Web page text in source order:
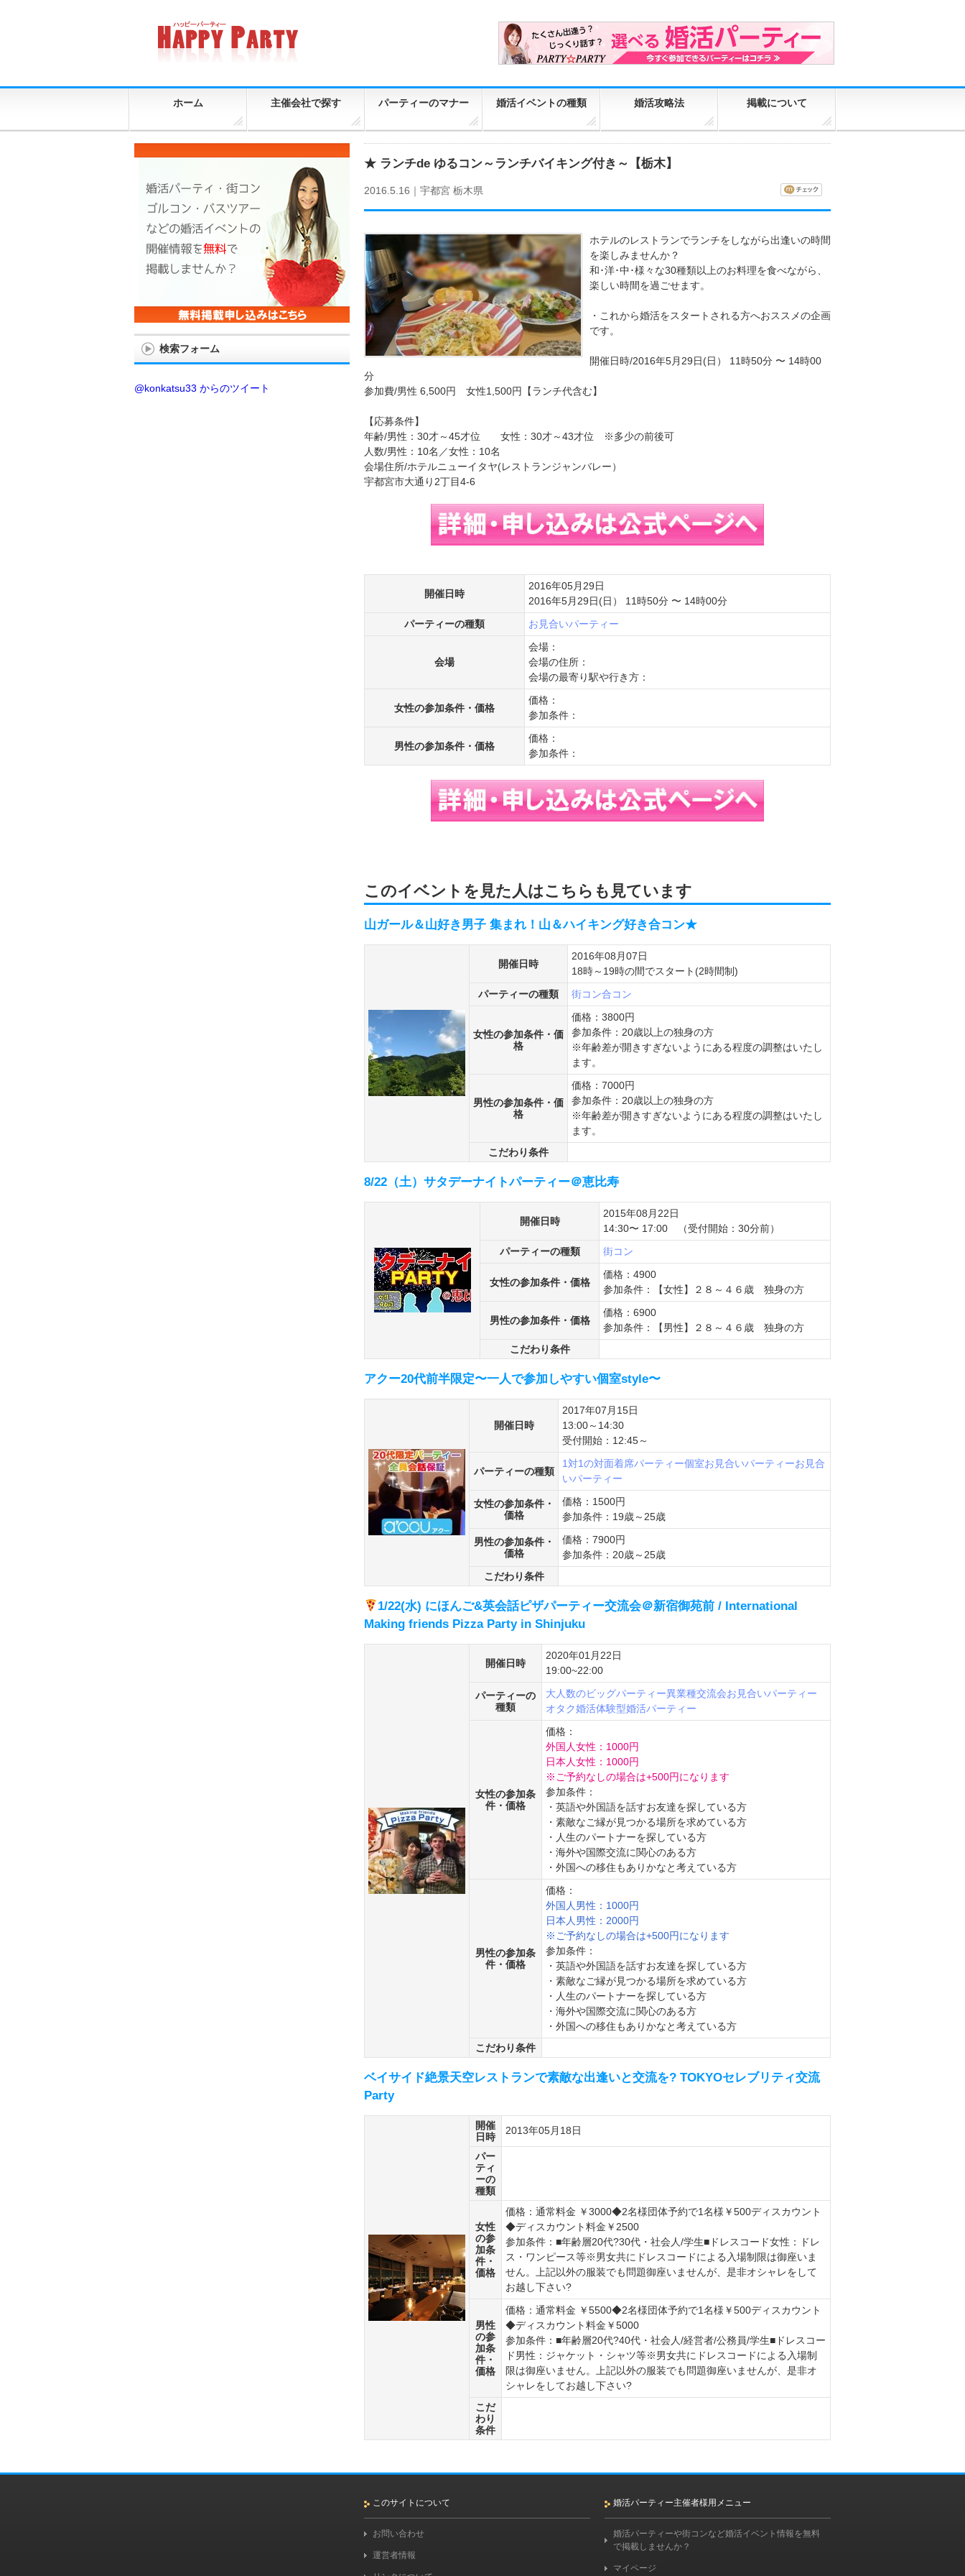
ホーム 主催会社で探す パーティーのマナー 婚活イベントの種類 婚活攻略法 掲載について
★ ランチde ゆるコン～ランチバイキング付き～【栃木】
2016.5.16｜ 宇都宮 栃木県
ホテルのレストランでランチをしながら出逢いの時間
を楽しみませんか？
和･洋･中･様々な30種類以上のお料理を食べながら、
楽しい時間を過ごせます。
・これから婚活をスタートされる方へおススメの企画
です。
開催日時/2016年5月29日(日） 11時50分 〜 14時00
分
参加費/男性 6,500円 女性1,500円【ランチ代含む】
【応募条件】
年齢/男性：30才～45才位 女性：30才～43才位 ※多少の前後可
人数/男性：10名／女性：10名
会場住所/ホテルニューイタヤ(レストランジャンバレー）
宇都宮市大通り2丁目4-6
開催日時
2016年05月29日
2016年5月29日(日） 11時50分 〜 14時00分
パーティーの種類
お見合いパーティー
会場
会場：
会場の住所：
会場の最寄り駅や行き方：
女性の参加条件・価格
価格：
参加条件：
男性の参加条件・価格
価格：
参加条件：
このイベントを見た人はこちらも見ています
山ガール＆山好き男子 集まれ！山＆ハイキング好き合コン★
開催日時
2016年08月07日
18時～19時の間でスタート(2時間制)
パーティーの種類
街コン合コン
女性の参加条件・価
格
価格：3800円
参加条件：20歳以上の独身の方
※年齢差が開きすぎないようにある程度の調整はいたし
ます。
男性の参加条件・価
格
価格：7000円
参加条件：20歳以上の独身の方
※年齢差が開きすぎないようにある程度の調整はいたし
ます。
こだわり条件
8/22（土）サタデーナイトパーティー＠恵比寿
開催日時
2015年08月22日
14:30〜 17:00 （受付開始：30分前）
パーティーの種類
街コン
女性の参加条件・価格
価格：4900
参加条件：【女性】２８～４６歳 独身の方
男性の参加条件・価格
価格：6900
参加条件：【男性】２８～４６歳 独身の方
こだわり条件
アクー20代前半限定〜一人で参加しやすい個室style〜
開催日時
2017年07月15日
13:00～14:30
受付開始：12:45～
パーティーの種類
1対1の対面着席パーティー個室お見合いパーティーお見合
いパーティー
女性の参加条件・
価格
価格：1500円
参加条件：19歳～25歳
男性の参加条件・
価格
価格：7900円
参加条件：20歳～25歳
こだわり条件
1/22(水) にほんご&英会話ピザパーティー交流会＠新宿御苑前 / International
Making friends Pizza Party in Shinjuku
開催日時
2020年01月22日
19:00~22:00
パーティーの
種類
大人数のビッグパーティー異業種交流会お見合いパーティー
オタク婚活体験型婚活パーティー
女性の参加条
件・価格
価格：
外国人女性：1000円
日本人女性：1000円
※ご予約なしの場合は+500円になります
参加条件：
・英語や外国語を話すお友達を探している方
・素敵なご縁が見つかる場所を求めている方
・人生のパートナーを探している方
・海外や国際交流に関心のある方
・外国への移住もありかなと考えている方
男性の参加条
件・価格
価格：
外国人男性：1000円
日本人男性：2000円
※ご予約なしの場合は+500円になります
参加条件：
・英語や外国語を話すお友達を探している方
・素敵なご縁が見つかる場所を求めている方
・人生のパートナーを探している方
・海外や国際交流に関心のある方
・外国への移住もありかなと考えている方
こだわり条件
ベイサイド絶景天空レストランで素敵な出逢いと交流を? TOKYOセレブリティ交流
Party
開催
日時
2013年05月18日
パー
ティ
ーの
種類
女性
の参
加条
件・
価格
価格：通常料金 ￥3000◆2名様団体予約で1名様￥500ディスカウント
◆ディスカウント料金￥2500
参加条件：■年齢層20代?30代・社会人/学生■ドレスコード女性：ドレ
ス・ワンピース等※男女共にドレスコードによる入場制限は御座いま
せん。上記以外の服装でも問題御座いませんが、是非オシャレをして
お越し下さい?
男性
の参
加条
件・
価格
価格：通常料金 ￥5500◆2名様団体予約で1名様￥500ディスカウント
◆ディスカウント料金￥5000
参加条件：■年齢層20代?40代・社会人/経営者/公務員/学生■ドレスコー
ド男性：ジャケット・シャツ等※男女共にドレスコードによる入場制
限は御座いません。上記以外の服装でも問題御座いませんが、是非オ
シャレをしてお越し下さい?
こだ
わり
条件
検索フォーム
@konkatsu33 からのツイート
このサイトについて
お問い合わせ
運営者情報
婚活パーティー主催者様用メニュー
婚活パーティーや街コンなど婚活イベント情報を無料
で掲載しませんか？
マイページ